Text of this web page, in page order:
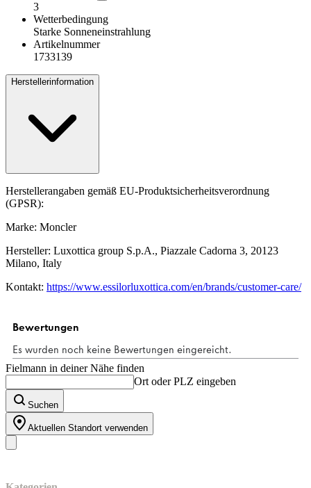
3
Wetterbedingung
Starke Sonneneinstrahlung
Artikelnummer
1733139
Herstellerinformation
Herstellerangaben gemäß EU-Produktsicherheitsverordnung
(GPSR):
Marke: Moncler
Hersteller: Luxottica group S.p.A., Piazzale Cadorna 3, 20123
Milano, Italy
Kontakt: https://www.essilorluxottica.com/en/brands/customer-care/
Fielmann in deiner Nähe finden
Ort oder PLZ eingeben
Suchen
Aktuellen Standort verwenden